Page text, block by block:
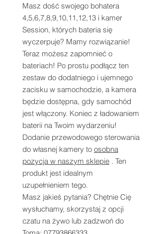
Masz dość swojego bohatera
4,5,6,7,8,9,10,11,12,13 i kamer
Session, których bateria się
wyczerpuje? Mamy rozwiązanie!
Teraz możesz zapomnieć o
bateriach! Po prostu podłącz ten
zestaw do dodatniego i ujemnego
zacisku w samochodzie, a kamera
będzie dostępna, gdy samochód
jest włączony. Koniec z ładowaniem
baterii na Twoim wydarzeniu!
Dodanie przewodowego sterowania
do własnej kamery to osobna
pozycja w naszym sklepie . Ten
produkt jest idealnym
uzupełnieniem tego.
Masz jakieś pytania? Chętnie Cię
wysłuchamy, skorzystaj z opcji
czatu na żywo lub zadzwoń do